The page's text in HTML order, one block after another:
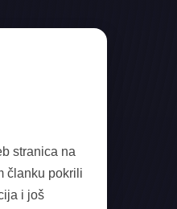
stranica na
članku pokrili
i još